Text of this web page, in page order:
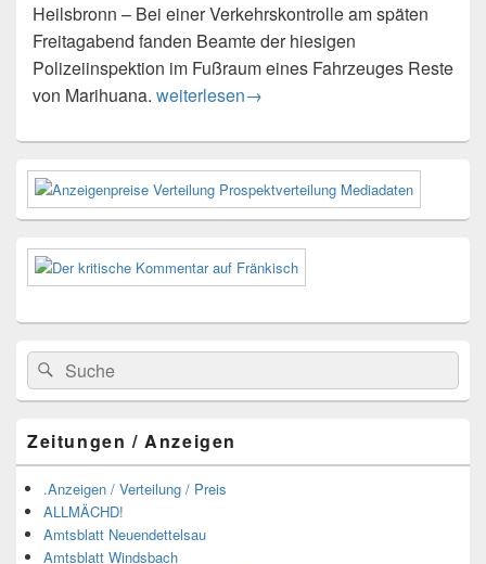
Heilsbronn – Bei einer Verkehrskontrolle am späten
Freitagabend fanden Beamte der hiesigen
Polizeiinspektion im Fußraum eines Fahrzeuges Reste
von Marihuana. Fitness-Booster zur falschen Zeit
weiterlesen→
Primärer
Seitenleisten-
Widgetbereich
Suchen
nach:
Suchen
Zeitungen / Anzeigen
.Anzeigen / Verteilung / Preis
ALLMÄCHD!
Amtsblatt Neuendettelsau
Amtsblatt Windsbach